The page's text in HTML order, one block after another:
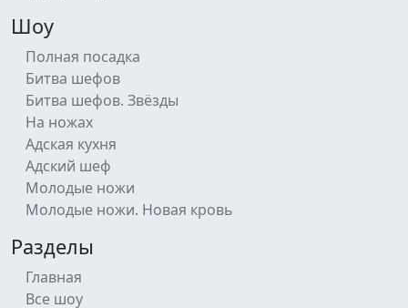
Шоу
Полная посадка
Битва шефов
Битва шефов. Звёзды
На ножах
Адская кухня
Адский шеф
Молодые ножи
Молодые ножи. Новая кровь
Разделы
Главная
Все шоу